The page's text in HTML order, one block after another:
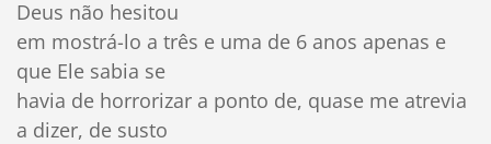
Deus não hesitou
em mostrá-lo a três e uma de 6 anos apenas e
que Ele sabia se
havia de horrorizar a ponto de, quase me atrevia
a dizer, de susto